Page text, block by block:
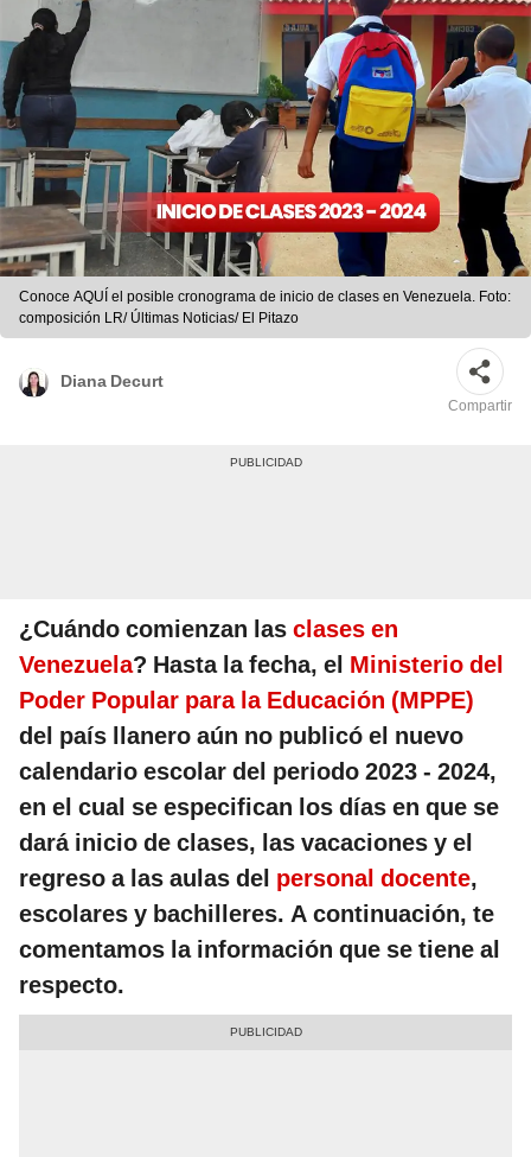
Conoce AQUÍ el posible cronograma de inicio de clases en Venezuela. Foto:
composición LR/ Últimas Noticias/ El Pitazo
Diana Decurt
Compartir
¿Cuándo comienzan las clases en
Venezuela? Hasta la fecha, el Ministerio del
Poder Popular para la Educación (MPPE)
del país llanero aún no publicó el nuevo
calendario escolar del periodo 2023 - 2024,
en el cual se especifican los días en que se
dará inicio de clases, las vacaciones y el
regreso a las aulas del personal docente,
escolares y bachilleres. A continuación, te
comentamos la información que se tiene al
respecto.